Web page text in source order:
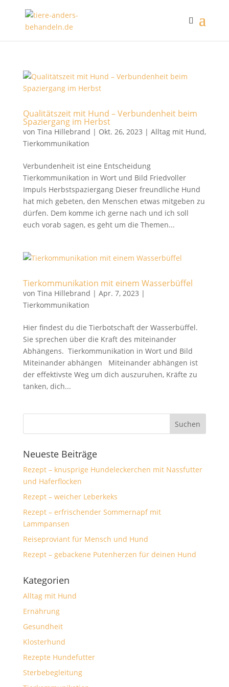
Qualitätszeit mit Hund – Verbundenheit beim
Spaziergang im Herbst
von Tina Hillebrand | Okt. 26, 2023 | Alltag mit Hund,
Tierkommunikation
Verbundenheit ist eine Entscheidung
Tierkommunikation in Wort und Bild Friedvoller
Impuls Herbstspaziergang Dieser freundliche Hund
hat mich gebeten, den Menschen etwas mitgeben zu
dürfen. Dem komme ich gerne nach und ich soll
euch vorab sagen, es geht um die Themen...
Tierkommunikation mit einem Wasserbüffel
von Tina Hillebrand | Apr. 7, 2023 |
Tierkommunikation
Hier findest du die Tierbotschaft der Wasserbüffel.
Sie sprechen über die Kraft des miteinander
Abhängens. Tierkommunikation in Wort und Bild
Miteinander abhängen Miteinander abhängen ist
der effektivste Weg um dich auszuruhen, Kräfte zu
tanken, dich...
Neueste Beiträge
Rezept – knusprige Hundeleckerchen mit Nassfutter
und Haferflocken
Rezept – weicher Leberkeks
Rezept – erfrischender Sommernapf mit
Lammpansen
Reiseproviant für Mensch und Hund
Rezept – gebackene Putenherzen für deinen Hund
Kategorien
Alltag mit Hund
Ernährung
Gesundheit
Klosterhund
Rezepte Hundefutter
Sterbebegleitung